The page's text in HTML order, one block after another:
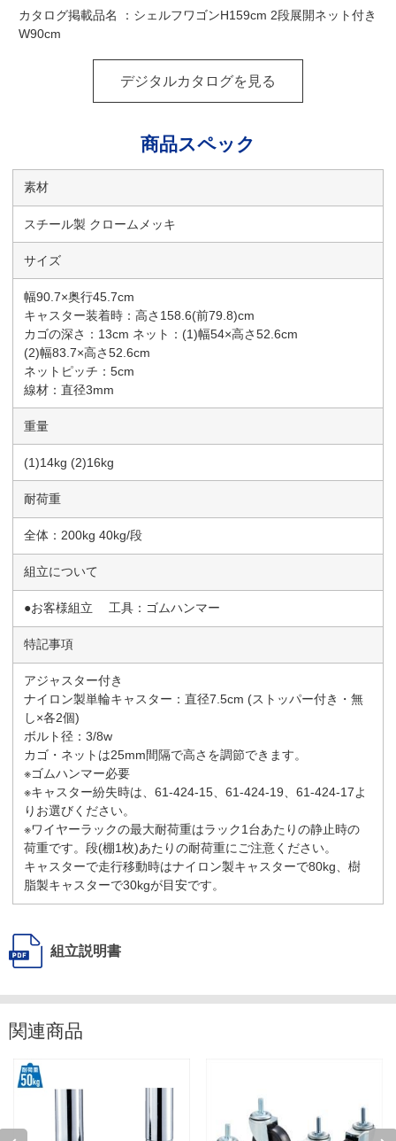
カタログ掲載品名 ：シェルフワゴンH159cm 2段展開ネット付き
W90cm
デジタルカタログを見る
商品スペック
素材
スチール製 クロームメッキ
サイズ
幅90.7×奥行45.7cm
キャスター装着時：高さ158.6(前79.8)cm
カゴの深さ：13cm ネット：(1)幅54×高さ52.6cm
(2)幅83.7×高さ52.6cm
ネットピッチ：5cm
線材：直径3mm
重量
(1)14kg (2)16kg
耐荷重
全体：200kg 40kg/段
組立について
●お客様組立 工具：ゴムハンマー
特記事項
アジャスター付き
ナイロン製単輪キャスター：直径7.5cm (ストッパー付き・無
し×各2個)
ボルト径：3/8w
カゴ・ネットは25mm間隔で高さを調節できます。
※ゴムハンマー必要
※キャスター紛失時は、61-424-15、61-424-19、61-424-17よ
りお選びください。
※ワイヤーラックの最大耐荷重はラック1台あたりの静止時の
荷重です。段(棚1枚)あたりの耐荷重にご注意ください。
キャスターで走行移動時はナイロン製キャスターで80kg、樹
脂製キャスターで30kgが目安です。
組立説明書
関連商品